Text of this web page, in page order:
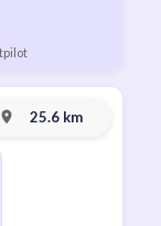
25.6 km